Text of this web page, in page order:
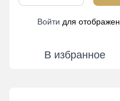
Войти для
В избранное